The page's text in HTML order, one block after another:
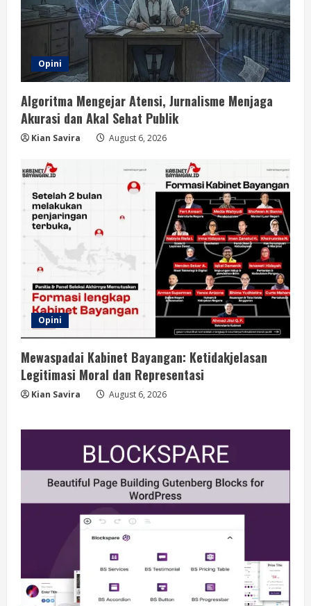
Opini
Algoritma Mengejar Atensi, Jurnalisme Menjaga
Akurasi dan Akal Sehat Publik
Kian Savira August 6, 2026
Opini
Mewaspadai Kabinet Bayangan: Ketidakjelasan
Legitimasi Moral dan Representasi
Kian Savira August 6, 2026